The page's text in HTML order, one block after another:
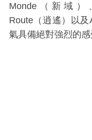
Monde（新域）
Route（逍遙） 以及
氣具備絕對強烈的感